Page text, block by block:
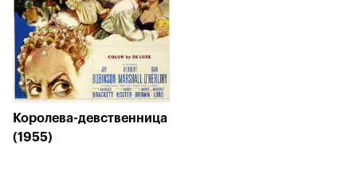
Королева-девственница
(1955)